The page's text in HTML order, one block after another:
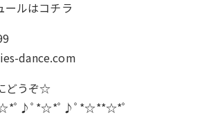
ールはコチラ
dance.com
どうぞ☆
ﾟ♪ﾟ*☆*ﾟ♪ﾟ*☆**☆*ﾟ